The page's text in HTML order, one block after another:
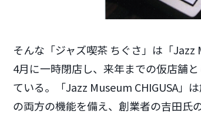
そんな「ジャズ喫茶 ちぐさ」は「
4月に一時閉店し、来年までの仮店舗
ている。「Jazz Museum CHIGUSA」
の両方の機能を備え、創業者の吉田氏